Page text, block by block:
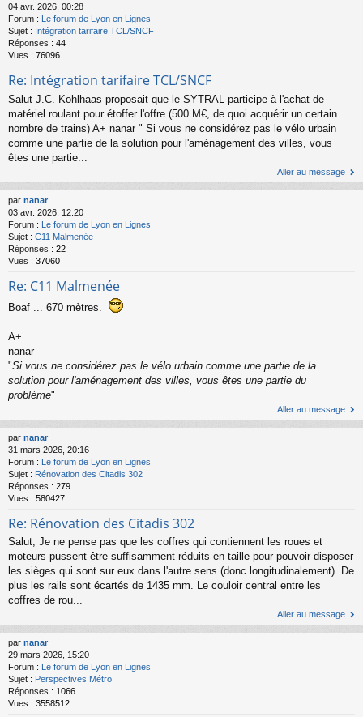
04 avr. 2026, 00:28
Forum : Le forum de Lyon en Lignes
Sujet : Intégration tarifaire TCL/SNCF
Réponses : 44
Vues : 76096
Re: Intégration tarifaire TCL/SNCF
Salut J.C. Kohlhaas proposait que le SYTRAL participe à l'achat de
matériel roulant pour étoffer l'offre (500 M€, de quoi acquérir un certain
nombre de trains) A+ nanar " Si vous ne considérez pas le vélo urbain
comme une partie de la solution pour l'aménagement des villes, vous
êtes une partie...
Aller au message
par nanar
03 avr. 2026, 12:20
Forum : Le forum de Lyon en Lignes
Sujet : C11 Malmenée
Réponses : 22
Vues : 37060
Re: C11 Malmenée
Boaf ... 670 mètres.
A+
nanar
"Si vous ne considérez pas le vélo urbain comme une partie de la
solution pour l'aménagement des villes, vous êtes une partie du
problème"
Aller au message
par nanar
31 mars 2026, 20:16
Forum : Le forum de Lyon en Lignes
Sujet : Rénovation des Citadis 302
Réponses : 279
Vues : 580427
Re: Rénovation des Citadis 302
Salut, Je ne pense pas que les coffres qui contiennent les roues et
moteurs pussent être suffisamment réduits en taille pour pouvoir disposer
les sièges qui sont sur eux dans l'autre sens (donc longitudinalement). De
plus les rails sont écartés de 1435 mm. Le couloir central entre les
coffres de rou...
Aller au message
par nanar
29 mars 2026, 15:20
Forum :
Le forum de Lyon en Lignes
Sujet : Perspectives Métro
Réponses : 1066
Vues : 3558512